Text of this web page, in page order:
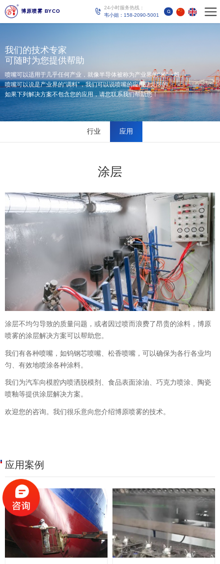
博原喷雾 BYCO
24小时服务热线：
韦小姐：158-2090-5001
我们的技术专家
可随时为您提供帮助
喷嘴可以适用于几乎任何产业，就像半导体被称为产业界的“米"一般，
喷嘴可以说是产业界的“调料”，我们可以说喷嘴的应用是无限的。
如果下列解决方案不包含您的应用，请您联系我们帮助您！
行业 应用
涂层
涂层不均匀导致的质量问题，或者因过喷而浪费了昂贵的涂料，博原
喷雾的涂层解决方案可以帮助您。
我们有各种喷嘴，如钨钢芯喷嘴、松香喷嘴，可以确保为各行各业均
匀、有效地喷涂各种涂料。
我们为汽车向模腔内喷洒脱模剂、食品表面涂油、巧克力喷涂、陶瓷
喷釉等提供涂层解决方案。
欢迎您的咨询。我们很乐意向您介绍博原喷雾的技术。
应用案例